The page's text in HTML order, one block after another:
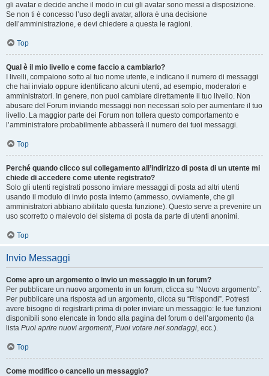
gli avatar e decide anche il modo in cui gli avatar sono messi a disposizione.
Se non ti è concesso l’uso degli avatar, allora è una decisione
dell’amministrazione, e devi chiedere a questa le ragioni.
Top
Qual è il mio livello e come faccio a cambiarlo?
I livelli, compaiono sotto al tuo nome utente, e indicano il numero di messaggi
che hai inviato oppure identificano alcuni utenti, ad esempio, moderatori e
amministratori. In genere, non puoi cambiare direttamente il tuo livello. Non
abusare del Forum inviando messaggi non necessari solo per aumentare il tuo
livello. La maggior parte dei Forum non tollera questo comportamento e
l’amministratore probabilmente abbasserà il numero dei tuoi messaggi.
Top
Perché quando clicco sul collegamento all’indirizzo di posta di un utente mi
chiede di accedere come utente registrato?
Solo gli utenti registrati possono inviare messaggi di posta ad altri utenti
usando il modulo di invio posta interno (ammesso, ovviamente, che gli
amministratori abbiano abilitato questa funzione). Questo serve a prevenire un
uso scorretto o malevolo del sistema di posta da parte di utenti anonimi.
Top
Invio Messaggi
Come apro un argomento o invio un messaggio in un forum?
Per pubblicare un nuovo argomento in un forum, clicca su “Nuovo argomento”.
Per pubblicare una risposta ad un argomento, clicca su “Rispondi”. Potresti
avere bisogno di registrarti prima di poter inviare un messaggio: le tue funzioni
disponibili sono elencate in fondo alla pagina del forum o dell’argomento (la
lista Puoi aprire nuovi argomenti, Puoi votare nei sondaggi, ecc.).
Top
Come modifico o cancello un messaggio?